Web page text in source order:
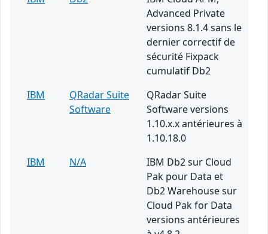
Advanced Private
versions 8.1.4 sans le
dernier correctif de
sécurité Fixpack
cumulatif Db2
IBM
QRadar Suite
Software
QRadar Suite
Software versions
1.10.x.x antérieures à
1.10.18.0
IBM
N/A
IBM Db2 sur Cloud
Pak pour Data et
Db2 Warehouse sur
Cloud Pak for Data
versions antérieures